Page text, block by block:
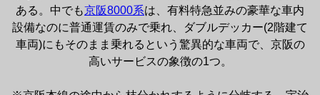
ある。中でも京阪8000系は、有料特急並みの豪華な車内
設備なのに普通運賃のみで乗れ、ダブルデッカー(2階建て
車両)にもそのまま乗れるという驚異的な車両で、京阪の
高いサービスの象徴の1つ。